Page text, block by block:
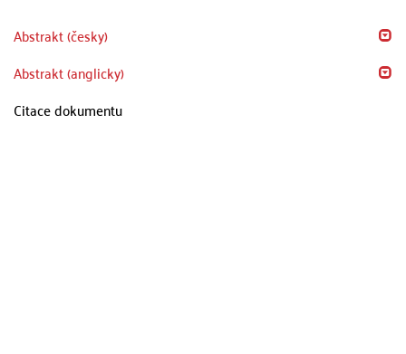
Abstrakt (česky)
Abstrakt (anglicky)
Citace dokumentu